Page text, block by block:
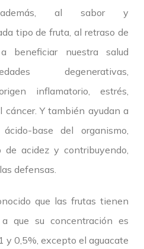
además, al sabor y
tipo de fruta, al retraso de
beneficiar nuestra salud
degenerativas,
inflamatorio, estrés,
cáncer. Y también ayudan a
base del organismo,
de acidez y contribuyendo,
defensas.
que las frutas tienen
que su concentración es
y 0,5%, excepto el aguacate